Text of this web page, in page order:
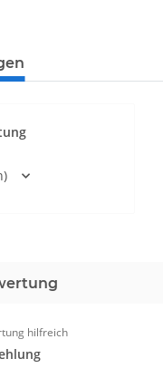
hilfreich